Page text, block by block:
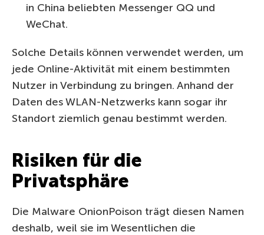
in China beliebten Messenger QQ und
WeChat.
Solche Details können verwendet werden, um
jede Online-Aktivität mit einem bestimmten
Nutzer in Verbindung zu bringen. Anhand der
Daten des WLAN-Netzwerks kann sogar ihr
Standort ziemlich genau bestimmt werden.
Risiken für die
Privatsphäre
Die Malware OnionPoison trägt diesen Namen
deshalb, weil sie im Wesentlichen die